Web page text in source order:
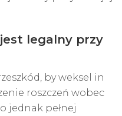
legalny przy
by weksel in
roszczeń wobec
jednak pełnej